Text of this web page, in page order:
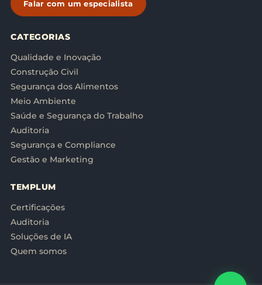
Falar com um especialista
CATEGORIAS
Qualidade e Inovação
Construção Civil
Segurança dos Alimentos
Meio Ambiente
Saúde e Segurança do Trabalho
Auditoria
Segurança e Compliance
Gestão e Marketing
TEMPLUM
Certificações
Auditoria
Soluções de IA
Quem somos